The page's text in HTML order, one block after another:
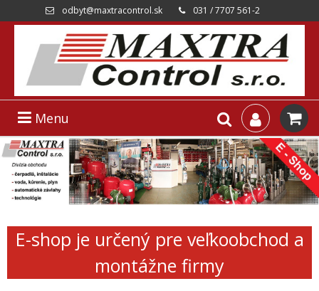
odbyt@maxtracontrol.sk 031 / 7707 561-2
Menu
E-shop je určený pre veľkoobchod a
montážne firmy